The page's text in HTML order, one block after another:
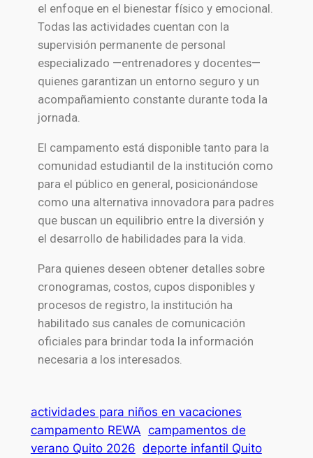
el enfoque en el bienestar físico y emocional.
Todas las actividades cuentan con la
supervisión permanente de personal
especializado —entrenadores y docentes—
quienes garantizan un entorno seguro y un
acompañamiento constante durante toda la
jornada.
El campamento está disponible tanto para la
comunidad estudiantil de la institución como
para el público en general, posicionándose
como una alternativa innovadora para padres
que buscan un equilibrio entre la diversión y
el desarrollo de habilidades para la vida.
Para quienes deseen obtener detalles sobre
cronogramas, costos, cupos disponibles y
procesos de registro, la institución ha
habilitado sus canales de comunicación
oficiales para brindar toda la información
necesaria a los interesados.
actividades para niños en vacaciones
campamento REWA campamentos de
verano Quito 2026 deporte infantil Quito